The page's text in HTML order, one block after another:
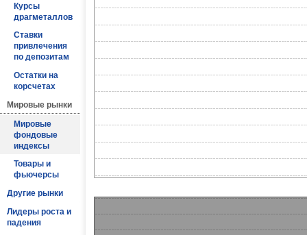
Курсы
драгметаллов
Ставки
привлечения
по депозитам
Остатки на
корсчетах
Мировые рынки
Мировые
фондовые
индексы
Товары и
фьючерсы
Другие рынки
Лидеры роста и
падения